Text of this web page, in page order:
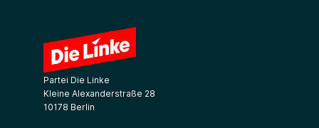
Partei Die Linke
Kleine Alexanderstraße 28
10178 Berlin